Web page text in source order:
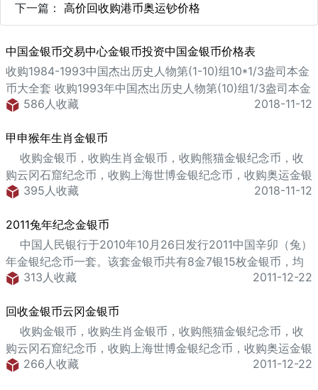
下一篇： 高价回收购港币奥运钞价格
中国金银币交易中心金银币投资中国金银币价格表
收购1984-1993中国杰出历史人物第(1-10)组10*1/3盎司本金
币大全套 收购1993年中国杰出历史人物第(10)组1/3盎司本金
币--毛泽东 收购1984-1993中国杰出历史人物第(1-10)组
盎司本金币--武则天 回购1990年中国杰出历史人物第(7)组
1/3盎司本金币--朱元璋 回购1991年中国杰出历
586人收藏 2018-11-12
甲申猴年生肖金银币
收购金银币，收购生肖金银币，收购熊猫金银纪念币，收
购云冈石窟纪念币，收购上海世博金银纪念币，收购奥运金银
币，收购文化艺术金银币 中国人民银行于2003年发行2004
6银12枚金银币，均为中华人民共和国法定货币。 1/10盎司
圆形金币正面图案：&n
395人收藏 2018-11-12
2011兔年纪念金银币
中国人民银行于2010年10月26日发行2011中国辛卯（兔）
年金银纪念币一套。该套金银币共有8金7银15枚金银币，均
为中华人民共和国法定货币。 2011中国辛卯（兔）年金银纪
年年有余吉祥纹饰，并刊国名、年号。 背面图案： 兔的写实
造型衬以装饰兔首为背景
313人收藏 2011-12-22
回收金银币云冈金银币
收购金银币，收购生肖金银币，收购熊猫金银纪念币，收
购云冈石窟纪念币，收购上海世博金银纪念币，收购奥运金银
币，收购文化艺术金银币 中国人民银行于2010年8月26日
266人收藏 2011-12-22